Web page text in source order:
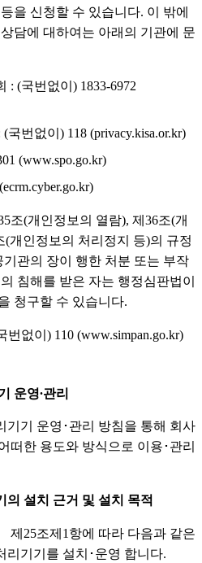
을 신청할 수 있습니다. 이 밖에
담에 대하여는 아래의 기관에 문
: (국번없이) 1833-6972
번없이) 118 (privacy.kisa.or.kr)
(www.spo.go.kr)
조(개인정보의 열람), 제36조(개
(개인정보의 처리정지 등)의 규정
관의 장이 행한 처분 또는 부작
침해를 받은 자는 행정심판법이
청구할 수 있습니다.
없이) 110 (www.simpan.go.kr)
운영∙관리
기기 운영･관리 방침을 통해 회사
떠한 용도와 방식으로 이용･관리
의 설치 근거 및 설치 목적
제25조제1항에 따라 다음과 같은
리기기를 설치･운영 합니다.